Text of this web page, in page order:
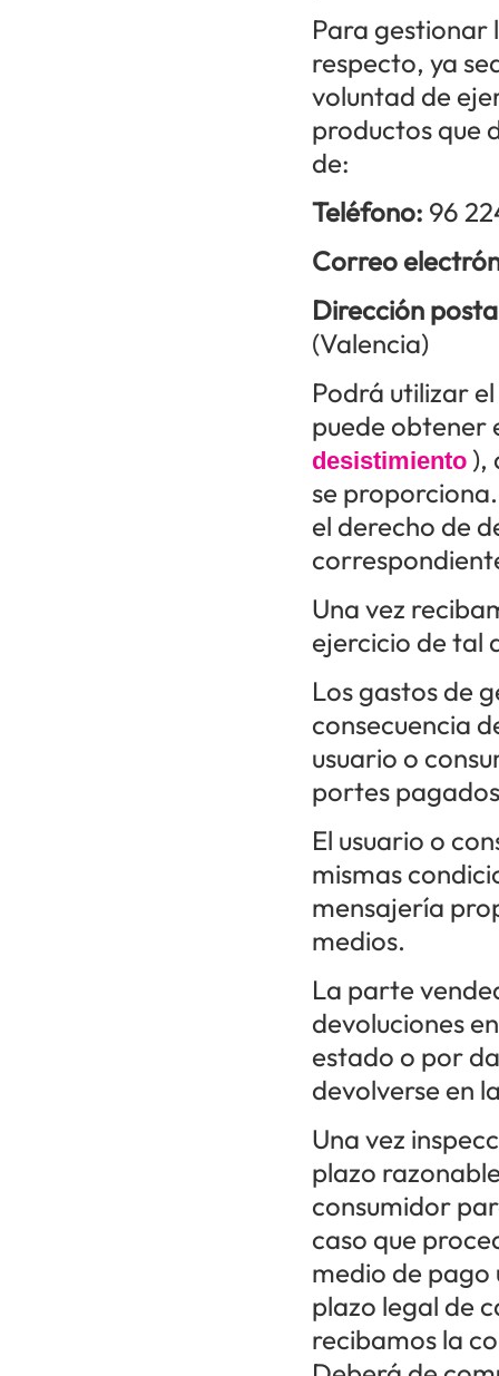
Para gestionar
respecto, ya
voluntad de
productos que
de:
Teléfono: 96
Correo
Dirección
(Valencia)
Podrá utilizar
puede obtener
desistimiento ),
se
el derecho de
Una vez
ejercicio de tal
Los gastos de
consecuencia
usuario o
portes
El usuario o
mismas
mensajería
medios.
La parte
devoluciones
estado o por
devolverse en
Una vez
plazo
consumidor
caso que
medio de
plazo legal de
recibamos la